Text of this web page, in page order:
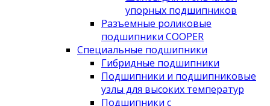
упорных подшипников
Разъемные роликовые
подшипники COOPER
Специальные подшипники
Гибридные подшипники
Подшипники и подшипниковые
узлы для высоких температур
Подшипники с